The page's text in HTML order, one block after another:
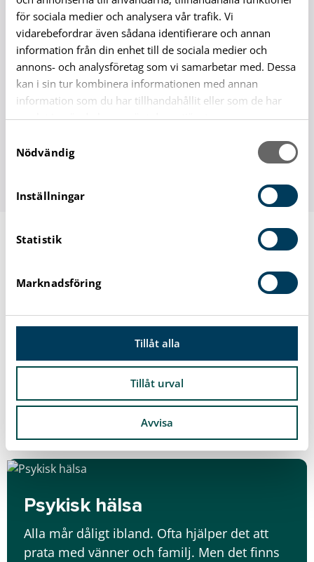
för sociala medier och analysera vår trafik. Vi
vidarebefordrar även sådana identifierare och annan
information från din enhet till de sociala medier och
annons- och analysföretag som vi samarbetar med. Dessa
kan i sin tur kombinera informationen med annan
information som du har tillhandahållit eller som de har
samlat in när du har använt deras tjänster.
Nödvändig
Inställningar
Statistik
Marknadsföring
Tillåt alla
Tillåt urval
Avvisa
Överklaga beslut
Snart är det dags för årets
Arkitekturvecka!
länken.
Känns familjelivet lite extra svårt ibland? Du
behöver inte lösa allt själv. Öppenvården
Barn och familj finns här för dig som
någon att prata med om stort och smått i
Psykisk hälsa
Alla mår dåligt ibland. Ofta hjälper det att
prata med vänner och familj. Men det finns